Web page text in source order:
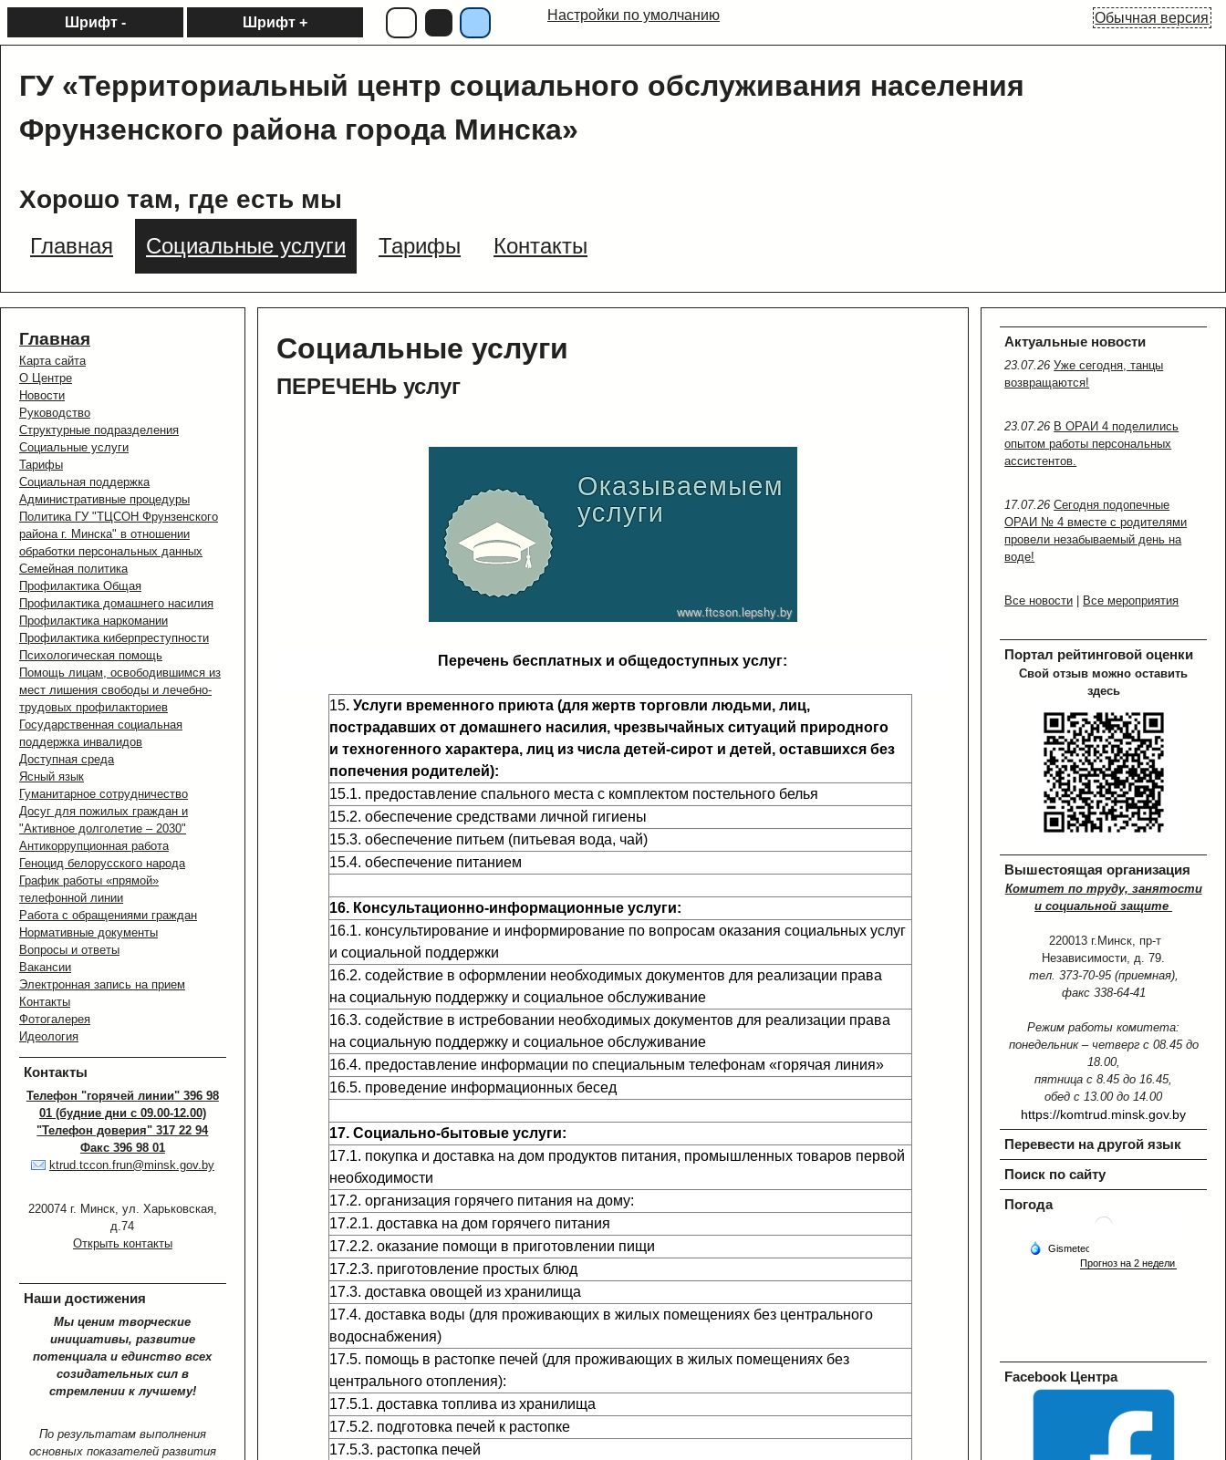
Обычная версия
Шрифт - Шрифт + Настройки по умолчанию
ГУ «Территориальный центр социального обслуживания населения
Фрунзенского района города Минска»
Хорошо там, где есть мы
Главная Социальные услуги Тарифы Контакты
Главная
Карта сайта
О Центре
Новости
Руководство
Структурные подразделения
Социальные услуги
Тарифы
Социальная поддержка
Административные процедуры
Политика ГУ "ТЦСОН Фрунзенского
района г. Минска" в отношении
обработки персональных данных
Семейная политика
Профилактика Общая
Профилактика домашнего насилия
Профилактика наркомании
Профилактика киберпреступности
Психологическая помощь
Помощь лицам, освободившимся из
мест лишения свободы и лечебно-
трудовых профилакториев
Государственная социальная
поддержка инвалидов
Доступная среда
Ясный язык
Гуманитарное сотрудничество
Досуг для пожилых граждан и
"Активное долголетие – 2030"
Антикоррупционная работа
Геноцид белорусского народа
График работы «прямой»
телефонной линии
Работа с обращениями граждан
Нормативные документы
Вопросы и ответы
Вакансии
Электронная запись на прием
Контакты
Фотогалерея
Идеология
Контакты
Телефон "горячей линии" 396 98
01 (будние дни с 09.00-12.00)
"Телефон доверия" 317 22 94
Факс 396 98 01
ktrud.tccon.frun@minsk.gov.by
220074 г. Минск, ул. Харьковская,
д.74
Открыть контакты
Наши достижения
Мы ценим творческие
инициативы, развитие
потенциала и единство всех
созидательных сил в
стремлении к лучшему!
По результатам выполнения
основных показателей развития
Социальные услуги
ПЕРЕЧЕНЬ услуг
Перечень бесплатных и общедоступных услуг:
15. Услуги временного приюта (для жертв торговли людьми, лиц,
пострадавших от домашнего насилия, чрезвычайных ситуаций природного
и техногенного характера, лиц из числа детей-сирот и детей, оставшихся без
попечения родителей):
15.1. предоставление спального места с комплектом постельного белья
15.2. обеспечение средствами личной гигиены
15.3. обеспечение питьем (питьевая вода, чай)
15.4. обеспечение питанием
16. Консультационно-информационные услуги:
16.1. консультирование и информирование по вопросам оказания социальных услуг
и социальной поддержки
16.2. содействие в оформлении необходимых документов для реализации права
на социальную поддержку и социальное обслуживание
16.3. содействие в истребовании необходимых документов для реализации права
на социальную поддержку и социальное обслуживание
16.4. предоставление информации по специальным телефонам «горячая линия»
16.5. проведение информационных бесед
17. Социально-бытовые услуги:
17.1. покупка и доставка на дом продуктов питания, промышленных товаров первой
необходимости
17.2. организация горячего питания на дому:
17.2.1. доставка на дом горячего питания
17.2.2. оказание помощи в приготовлении пищи
17.2.3. приготовление простых блюд
17.3. доставка овощей из хранилища
17.4. доставка воды (для проживающих в жилых помещениях без центрального
водоснабжения)
17.5. помощь в растопке печей (для проживающих в жилых помещениях без
центрального отопления):
17.5.1. доставка топлива из хранилища
17.5.2. подготовка печей к растопке
17.5.3. растопка печей
Актуальные новости
23.07.26Уже сегодня, танцы
возвращаются!
23.07.26 В ОРАИ 4 поделились
опытом работы персональных
ассистентов.
17.07.26Сегодня подопечные
ОРАИ № 4 вместе с родителями
провели незабываемый день на
воде!
Все новости | Все мероприятия
Портал рейтинговой оценки
Свой отзыв можно оставить
здесь
Вышестоящая организация
Комитет по труду, занятости
и социальной защите
220013 г.Минск, пр-т
Независимости, д. 79.
тел. 373-70-95 (приемная),
факс 338-64-41
Режим работы комитета:
понедельник – четверг с 08.45 до
18.00,
пятница с 8.45 до 16.45,
обед с 13.00 до 14.00
https://komtrud.minsk.gov.by
Перевести на другой язык
Поиск по сайту
Погода
Facebook Центра